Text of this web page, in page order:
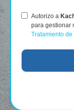
Autorizo a
para gestionar
Tratamiento